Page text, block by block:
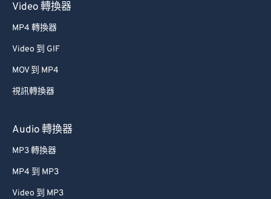
Video 轉換器
MP4 轉換器
Video 到 GIF
MOV 到 MP4
視訊轉換器
Audio 轉換器
MP3 轉換器
MP4 到 MP3
Video 到 MP3